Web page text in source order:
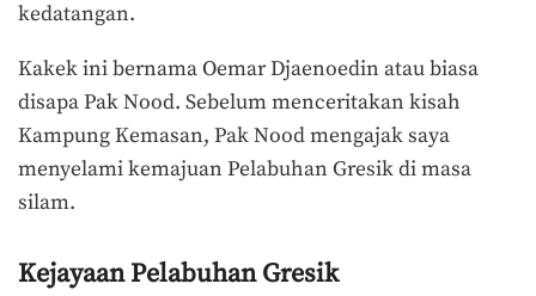
kedatangan.
Kakek ini bernama Oemar Djaenoedin atau biasa
disapa Pak Nood. Sebelum menceritakan kisah
Kampung Kemasan, Pak Nood mengajak saya
menyelami kemajuan Pelabuhan Gresik di masa
silam.
Kejayaan Pelabuhan Gresik